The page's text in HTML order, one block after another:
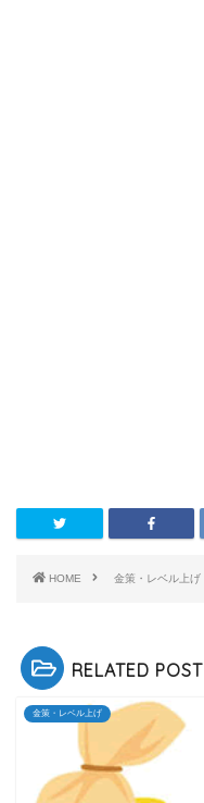
HOME 金策・レベル上げ
RELATED POST
金策・レベル上げ